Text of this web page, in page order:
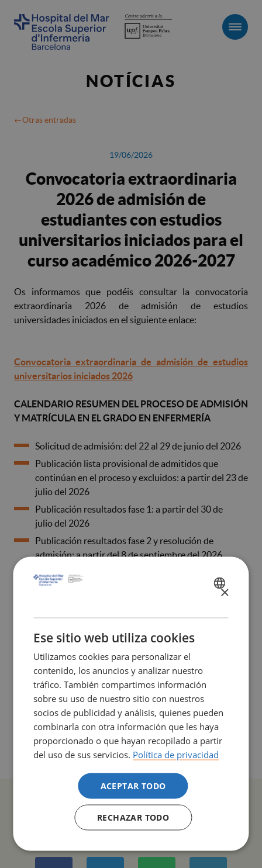
NOTÍCIAS
Otras entradas
19/06/2026
Convocatoria extraordinaria
2026 de admisión de
estudiantes con estudios
universitarios iniciados para el
curso académico 2026-2027
Os informamos que podéis consultar la convocatoria
extraordinaria 2026 de admisión de estudios
universidades iniciados en el siguiente enlace:
Convocatoria extraordinaria de admisión de estudios
universitarios iniciados 2026
CALENDARIO RESUMEN DEL PROCESO DE ADMISIÓN
Y MATRÍCULA EN EL GRADO EN ENFERMERÍA
Solicitud de admisión: del 22 al 29 de junio del 2026
Publicación lista provisional de admitidos que
continúan en el proceso y excluidos: a partir del 23 de
julio del 2026
Publicación resultados fase 1: a partir del 30 de
julio del 2026
Publicación resultados fase 2 y resolución de
admisión: a partir del 8 de septiembre del 2026
Pago y entrega del resguardo de reserva de plaza: del
9 al 10 de septiembre del 2026
septiembre del 2026
ENLACES RELACIONADOS
Convocatòria extraordinària d'admissió d'estudis
universitaris iniciats 2026(PDF 309,40 Kb)
SPANISH
×
Ese sitio web utiliza cookies
Utilizamos cookies para personalizar el
contenido, los anuncios y analizar nuestro
tráfico. También compartimos información
sobre su uso de nuestro sitio con nuestros
socios de publicidad y análisis, quienes pueden
combinarla con otra información que les haya
proporcionado o que hayan recopilado a partir
del uso de sus servicios. Política de privacidad
ACEPTAR TODO
RECHAZAR TODO